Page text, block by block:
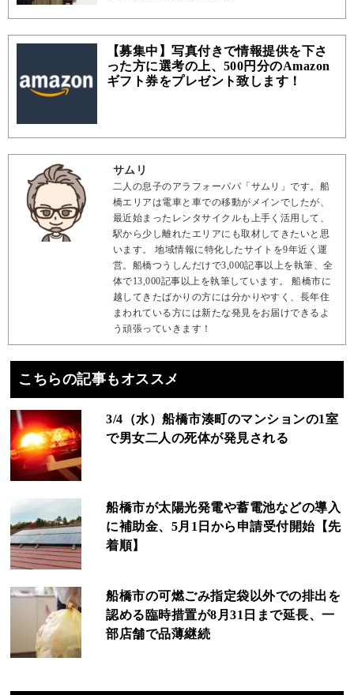
【募集中】写真付きで情報提供を下さ
った方に選考の上、500円分のAmazon
ギフト券をプレゼント致します！
サムリ
二人の息子のアラフォーパパ「サムリ」です。船
橋エリアは電車と車での移動がメインでしたが、
最近始まったレンタサイクルも上手く活用して、
駅から少し離れたエリアにも取材してきたいと思
います。 地域情報に特化したサイトを9年近く運
営。船橋つうしんだけで3,000記事以上を執筆、全
体で13,000記事以上を執筆しています。 船橋市に
越してきたばかりの方には分かりやすく、長年住
まわれている方には新たな発見をお届けできるよ
う頑張っていきます！
こちらの記事もオススメ
3/4（水）船橋市湊町のマンションの1室
で男女二人の死体が発見される
船橋市が太陽光発電や蓄電池などの導入
に補助金、5月1日から申請受付開始【先
着順】
船橋市の可燃ごみ指定袋以外での排出を
認める臨時措置が8月31日まで延長、一
部店舗で品薄継続